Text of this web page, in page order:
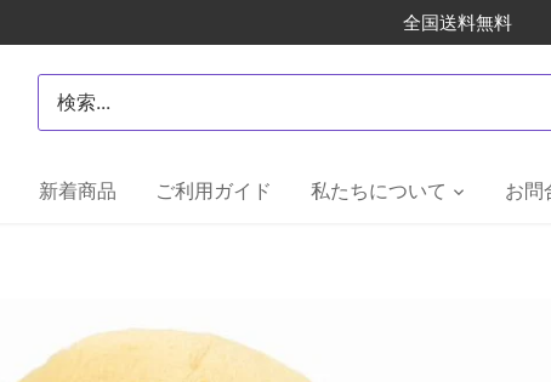
全国送料無料
新着商品 ご利用ガイド 私たちについて お問